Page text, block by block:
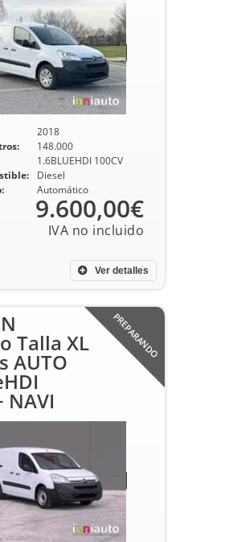
2018
148.000
1.6BLUEHDI 100CV
Diesel
Automático
Ver detalles
9.600,00€
PREPARANDO
Talla XL
AUTO
NAVI